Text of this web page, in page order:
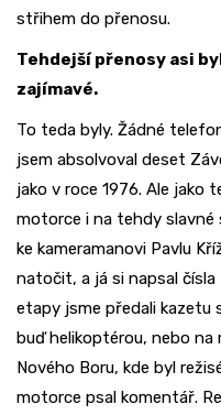
střihem do přenosu.
Tehdejší přenosy asi
zajímavé.
To teda byly. Žádné
jsem absolvoval deset
jako v roce 1976. Ale jako
motorce i na tehdy slavné
ke kameramanovi Pavlu
natočit, a já si napsal čísla
etapy jsme předali kazetu
buď helikoptérou, nebo
Nového Boru, kde byl
motorce psal komentář.